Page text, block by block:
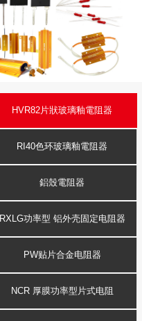
HVR82片狀玻璃釉電阻器
RI40色环玻璃釉電阻器
鋁殼電阻器
RXLG功率型 铝外壳固定电阻器
PW贴片合金电阻器
NCR 厚膜功率型片式电阻